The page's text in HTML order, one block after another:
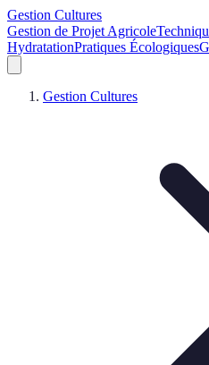
Gestion Cultures
Gestion de Projet Agricole
HydratationPratiques Écologiques
Gestion Cultures